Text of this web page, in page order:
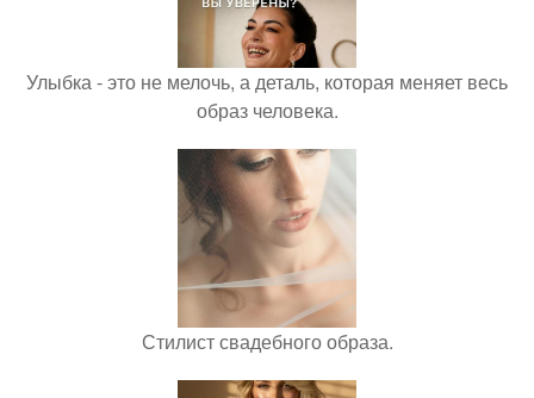
Улыбка - это не мелочь, а деталь, которая меняет весь
образ человека.
Стилист свадебного образа.